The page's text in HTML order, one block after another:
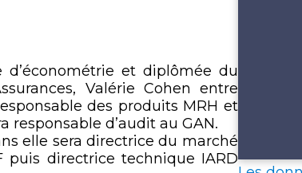
d’économétrie et diplômée du
Valérie Cohen entre
des produits MRH et
responsable d’audit au GAN.
elle sera directrice du marché
puis directrice technique IARD